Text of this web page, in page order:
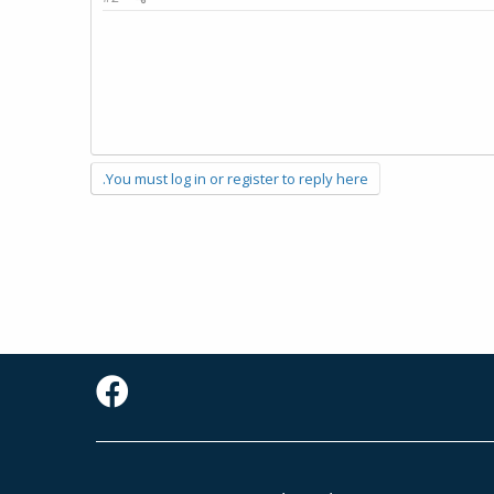
You must log in or register to reply here.